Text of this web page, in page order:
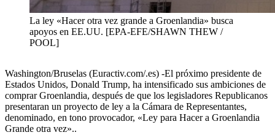
La ley «Hacer otra vez grande a Groenlandia» busca
apoyos en EE.UU. [EPA-EFE/SHAWN THEW /
POOL]
Washington/Bruselas (Euractiv.com/.es) -El próximo presidente de
Estados Unidos, Donald Trump, ha intensificado sus ambiciones de
comprar Groenlandia, después de que los legisladores Republicanos
presentaran un proyecto de ley a la Cámara de Representantes,
denominado, en tono provocador, «Ley para Hacer a Groenlandia
Grande otra vez»..